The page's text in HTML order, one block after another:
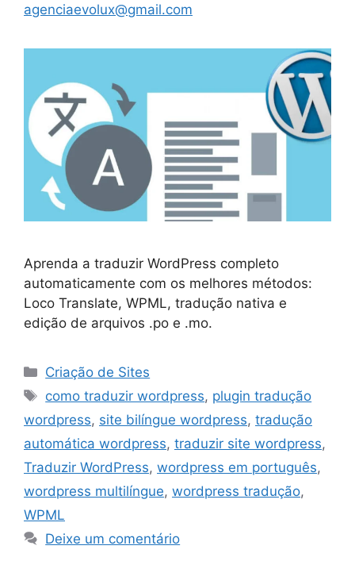
agenciaevolux@gmail.com
Aprenda a traduzir WordPress completo
automaticamente com os melhores métodos:
Loco Translate, WPML, tradução nativa e
edição de arquivos .po e .mo.
Categorias
Criação de Sites
Tags
como traduzir wordpress, plugin tradução
wordpress, site bilíngue wordpress, tradução
automática wordpress, traduzir site wordpress,
Traduzir WordPress, wordpress em português,
wordpress multilíngue, wordpress tradução,
WPML
Deixe um comentário